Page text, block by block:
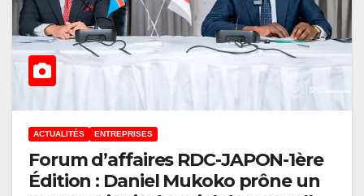
ACTUALITÉS ENTREPRISES
Forum d’affaires RDC-JAPON-1ère
Édition : Daniel Mukoko prône un